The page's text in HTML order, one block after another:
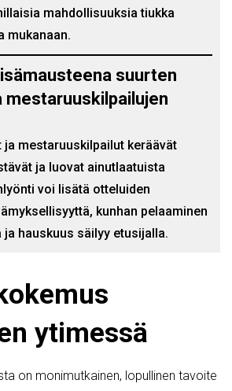
mahdollisuuksia tiukka
mukanaan.
suurten
mestaruuskilpailujen
ja mestaruuskilpailut keräävät
ja luovat ainutlaatuista
voi lisätä otteluiden
kunhan pelaaminen
ja hauskuus säilyy etusijalla.
ytimessä
on monimutkainen, lopullinen tavoite